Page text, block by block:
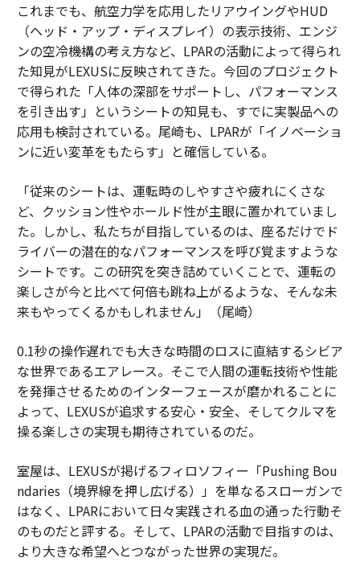
これまでも、航空力学を応用したリアウイングやHUD
（ヘッド・アップ・ディスプレイ）の表示技術、エンジ
ンの空冷機構の考え方など、LPARの活動によって得られ
た知見がLEXUSに反映されてきた。今回のプロジェクト
で得られた「人体の深部をサポートし、パフォーマンス
を引き出す」というシートの知見も、すでに実製品への
応用も検討されている。尾崎も、LPARが「イノベーショ
ンに近い変革をもたらす」と確信している。
「従来のシートは、運転時のしやすさや疲れにくさな
ど、クッション性やホールド性が主眼に置かれていまし
た。しかし、私たちが目指しているのは、座るだけでド
ライバーの潜在的なパフォーマンスを呼び覚ますような
シートです。この研究を突き詰めていくことで、運転の
楽しさが今と比べて何倍も跳ね上がるような、そんな未
来もやってくるかもしれません」（尾崎）
0.1秒の操作遅れでも大きな時間のロスに直結するシビア
な世界であるエアレース。そこで人間の運転技術や性能
を発揮させるためのインターフェースが磨かれることに
よって、LEXUSが追求する安心・安全、そしてクルマを
操る楽しさの実現も期待されているのだ。
室屋は、LEXUSが掲げるフィロソフィー「Pushing Bou
ndaries（境界線を押し広げる）」を単なるスローガンで
はなく、LPARにおいて日々実践される血の通った行動そ
のものだと評する。そして、LPARの活動で目指すのは、
より大きな希望へとつながった世界の実現だ。